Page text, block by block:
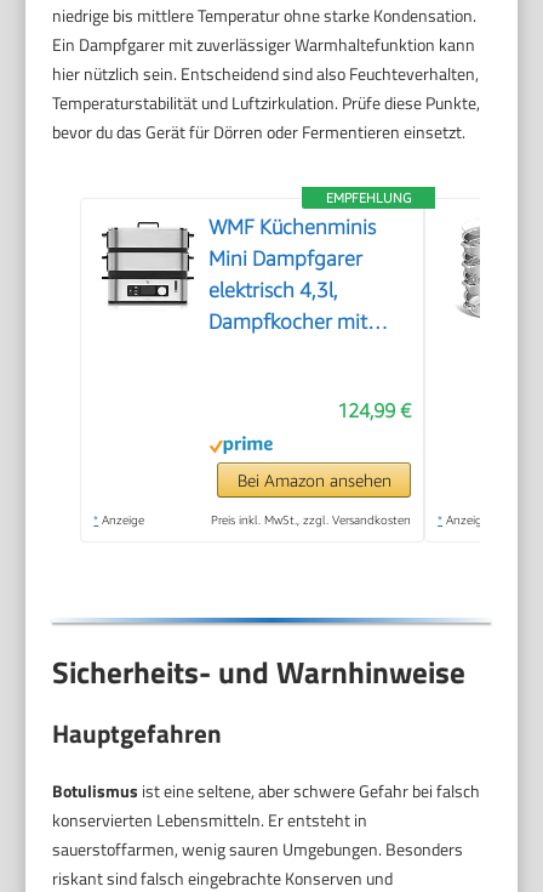
niedrige bis mittlere Temperatur ohne starke Kondensation.
Ein Dampfgarer mit zuverlässiger Warmhaltefunktion kann
hier nützlich sein. Entscheidend sind also Feuchteverhalten,
Temperaturstabilität und Luftzirkulation. Prüfe diese Punkte,
bevor du das Gerät für Dörren oder Fermentieren einsetzt.
EMPFEHLUNG
WMF Küchenminis
Mini Dampfgarer
elektrisch 4,3l,
Dampfkocher mit
Warmhaltefunktion,
Restlaufzeitanzeige, 2
Garbehälter
124,99 €
Bei Amazon ansehen
* Anzeige Preis inkl. MwSt., zzgl. Versandkosten * Anzeige
Sicherheits- und Warnhinweise
Hauptgefahren
Botulismus ist eine seltene, aber schwere Gefahr bei falsch
konservierten Lebensmitteln. Er entsteht in
sauerstoffarmen, wenig sauren Umgebungen. Besonders
riskant sind falsch eingebrachte Konserven und